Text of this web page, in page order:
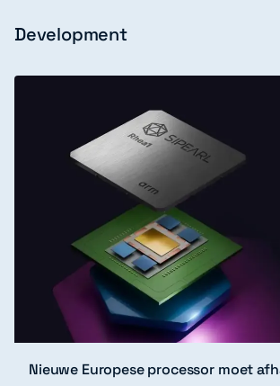
Development
Nieuwe Europese processor moet